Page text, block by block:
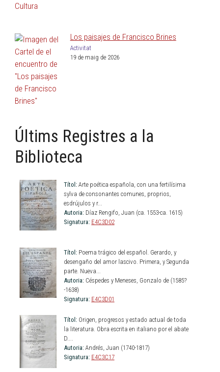
Los paisajes de Francisco Brines
Activitat
19 de maig de 2026
Últims Registres a la
Biblioteca
Títol: Arte poética española, con una fertilísima
sylva de consonantes comunes, proprios,
esdrújulos y r...
Autoria: Díaz Rengifo, Juan (ca. 1553-ca. 1615)
Signatura: E4C3D02
Títol: Poema trágico del español. Gerardo, y
desengaño del amor lascivo. Primera, y Segunda
parte. Nueva...
Autoria: Céspedes y Meneses, Gonzalo de (1585?
-1638)
Signatura: E4C3D01
Títol: Origen, progresos y estado actual de toda
la literatura. Obra escrita en italiano por el abate
D....
Autoria: Andrés, Juan (1740-1817)
Signatura: E4C3C17